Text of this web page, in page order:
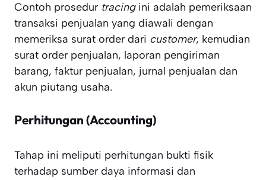
Contoh prosedur tracingini adalah pemeriksaan
transaksi penjualan yang diawali dengan
memeriksa surat order dari customer, kemudian
surat order penjualan, laporan pengiriman
barang, faktur penjualan, jurnal penjualan dan
akun piutang usaha.
Perhitungan (Accounting)
Tahap ini meliputi perhitungan bukti fisik
terhadap sumber daya informasi dan